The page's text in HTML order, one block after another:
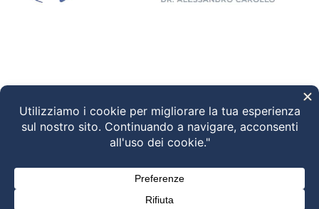
Ciao! Come possiamo aiutarti?
"+chaty_settings.lang.emoji_picker+"